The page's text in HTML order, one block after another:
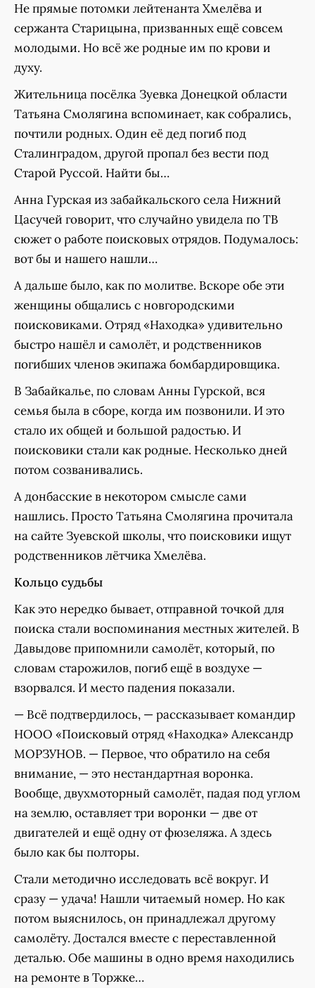
Не прямые потомки лейтенанта Хмелёва и
сержанта Старицына, призванных ещё совсем
молодыми. Но всё же родные им по крови и
духу.
Жительница посёлка Зуевка Донецкой области
Татьяна Смолягина вспоминает, как собрались,
почтили родных. Один её дед погиб под
Сталинградом, другой пропал без вести под
Старой Руссой. Найти бы…
Анна Гурская из забайкальского села Нижний
Цасучей говорит, что случайно увидела по ТВ
сюжет о работе поисковых отрядов. Подумалось:
вот бы и нашего нашли…
А дальше было, как по молитве. Вскоре обе эти
женщины общались с новгородскими
поисковиками. Отряд «Находка» удивительно
быстро нашёл и самолёт, и родственников
погибших членов экипажа бомбардировщика.
В Забайкалье, по словам Анны Гурской, вся
семья была в сборе, когда им позвонили. И это
стало их общей и большой радостью. И
поисковики стали как родные. Несколько дней
потом созванивались.
А донбасские в некотором смысле сами
нашлись. Просто Татьяна Смолягина прочитала
на сайте Зуевской школы, что поисковики ищут
родственников лётчика Хмелёва.
Кольцо судьбы
Как это нередко бывает, отправной точкой для
поиска стали воспоминания местных жителей. В
Давыдове припомнили самолёт, который, по
словам старожилов, погиб ещё в воздухе —
взорвался. И место падения показали.
— Всё подтвердилось, — рассказывает командир
НООО «Поисковый отряд «Находка» Александр
МОРЗУНОВ. — Первое, что обратило на себя
внимание, — это нестандартная воронка.
Вообще, двухмоторный самолёт, падая под углом
на землю, оставляет три воронки — две от
двигателей и ещё одну от фюзеляжа. А здесь
было как бы полторы.
Стали методично исследовать всё вокруг. И
сразу — удача! Нашли читаемый номер. Но как
потом выяснилось, он принадлежал другому
самолёту. Достался вместе с переставленной
деталью. Обе машины в одно время находились
на ремонте в Торжке…